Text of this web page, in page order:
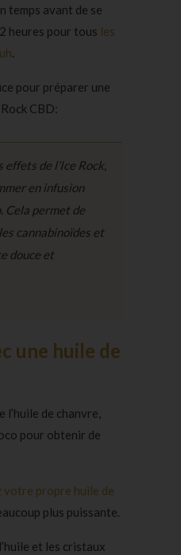
temps avant de se
heures pour tous les
.
pour préparer une
CBD:
effets de l’Ice Rock,
en infusion
Cela permet de
cannabinoïdes et
douce et
une huile de
l’huile de chanvre,
pour obtenir de
votre propre huile de
plus puissante.
et les cristaux